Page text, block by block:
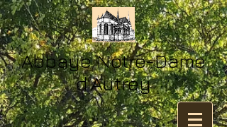
​​Abbaye Notre-Dame
d'Autrey